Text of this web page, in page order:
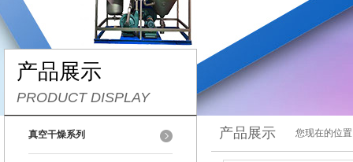
产品展示
PRODUCT DISPLAY
真空干燥系列 产品展示 您现在的位